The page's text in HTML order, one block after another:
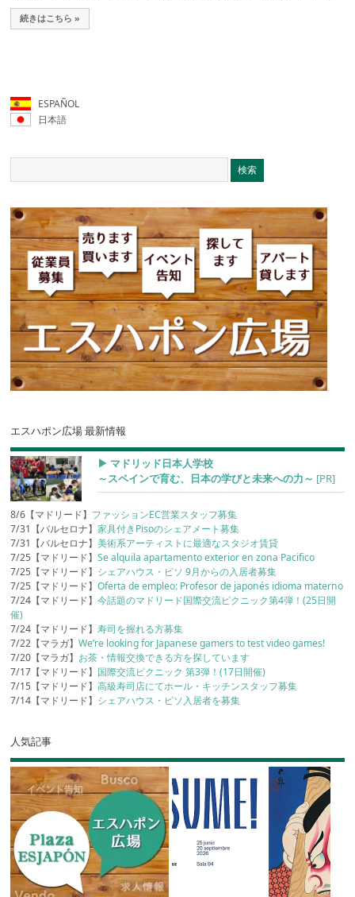
続きはこちら »
ESPAÑOL
日本語
エスハポン広場 最新情報
▶︎ マドリッド日本人学校
～スペインで育む、日本の学びと未来への力～ [PR]
8/6【マドリード】 ファッションEC営業スタッフ募集
7/31【バルセロナ】家具付きPisoのシェアメート募集
7/31【バルセロナ】美術系アーティストに最適なスタジオ賃貸
7/25【マドリード】Se alquila apartamento exterior en zona Pacifico
7/25【マドリード】 シェアハウス・ピソ 9月からの入居者募集
7/25【マドリード】Oferta de empleo: Profesor de japonés idioma materno
7/24【マドリード】今話題のマドリード国際交流ピクニック第4弾！(25日開
催)
7/24【マドリード】寿司を握れる方募集
7/22【マラガ】We’re looking for Japanese gamers to test video games!
7/20【マラガ】 お茶・情報交換できる方を探しています
7/17【マドリード】 国際交流ピクニック 第3弾！(17日開催)
7/15【マドリード】高級寿司店にてホール・キッチンスタッフ募集
7/14【マドリード】 シェアハウス・ピソ入居者を募集
人気記事